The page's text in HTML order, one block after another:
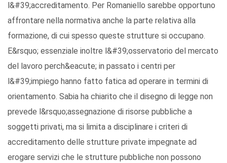
l&#39;accreditamento. Per Romaniello sarebbe opportuno
affrontare nella normativa anche la parte relativa alla
formazione, di cui spesso queste strutture si occupano.
E&rsquo; essenziale inoltre l&#39;osservatorio del mercato
del lavoro perch&eacute; in passato i centri per
l&#39;impiego hanno fatto fatica ad operare in termini di
orientamento. Sabia ha chiarito che il disegno di legge non
prevede l&rsquo;assegnazione di risorse pubbliche a
soggetti privati, ma si limita a disciplinare i criteri di
accreditamento delle strutture private impegnate ad
erogare servizi che le strutture pubbliche non possono